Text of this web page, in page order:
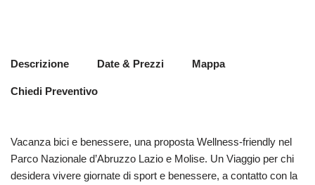
Descrizione Date & Prezzi Mappa
Chiedi Preventivo
Vacanza bici e benessere, una proposta Wellness-friendly nel
Parco Nazionale d’Abruzzo Lazio e Molise. Un Viaggio per chi
desidera vivere giornate di sport e benessere, a contatto con la